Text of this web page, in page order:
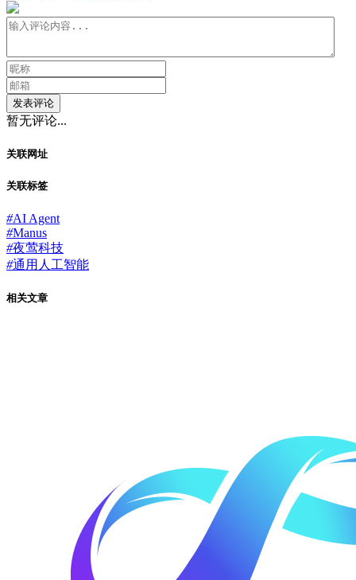
发表评论
暂无评论...
关联网址
关联标签
#AI Agent
#Manus
#夜莺科技
#通用人工智能
相关文章